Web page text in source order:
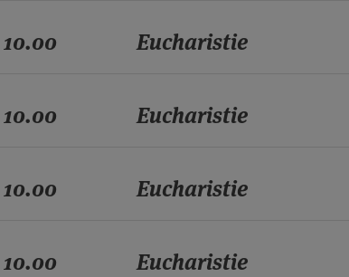
10.00 Eucharistie
10.00 Eucharistie
10.00 Eucharistie
10.00 Eucharistie